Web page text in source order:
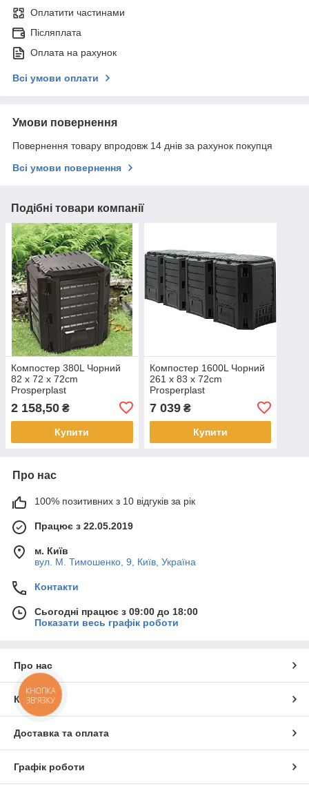
Оплатити частинами
Післяплата
Оплата на рахунок
Всі умови оплати
Умови повернення
Повернення товару впродовж 14 днів за рахунок покупця
Всі умови повернення
Подібні товари компанії
Компостер 380L Чорний
82 x 72 x 72cm
Prosperplast
2 158,50 ₴
Купити
Компостер 1600L Чорний
261 x 83 x 72cm
Prosperplast
7 039₴
Купити
Про нас
100% позитивних з 10 відгуків за рік
Працює з 22.05.2019
м. Київ
вул. М. Тимошенко, 9, Київ, Україна
Контакти
Сьогодні працює з 09:00 до 18:00
Показати весь графік роботи
Про нас
Контакти
Доставка та оплата
Графік роботи
КНОПКА
ЗВ'ЯЗКУ